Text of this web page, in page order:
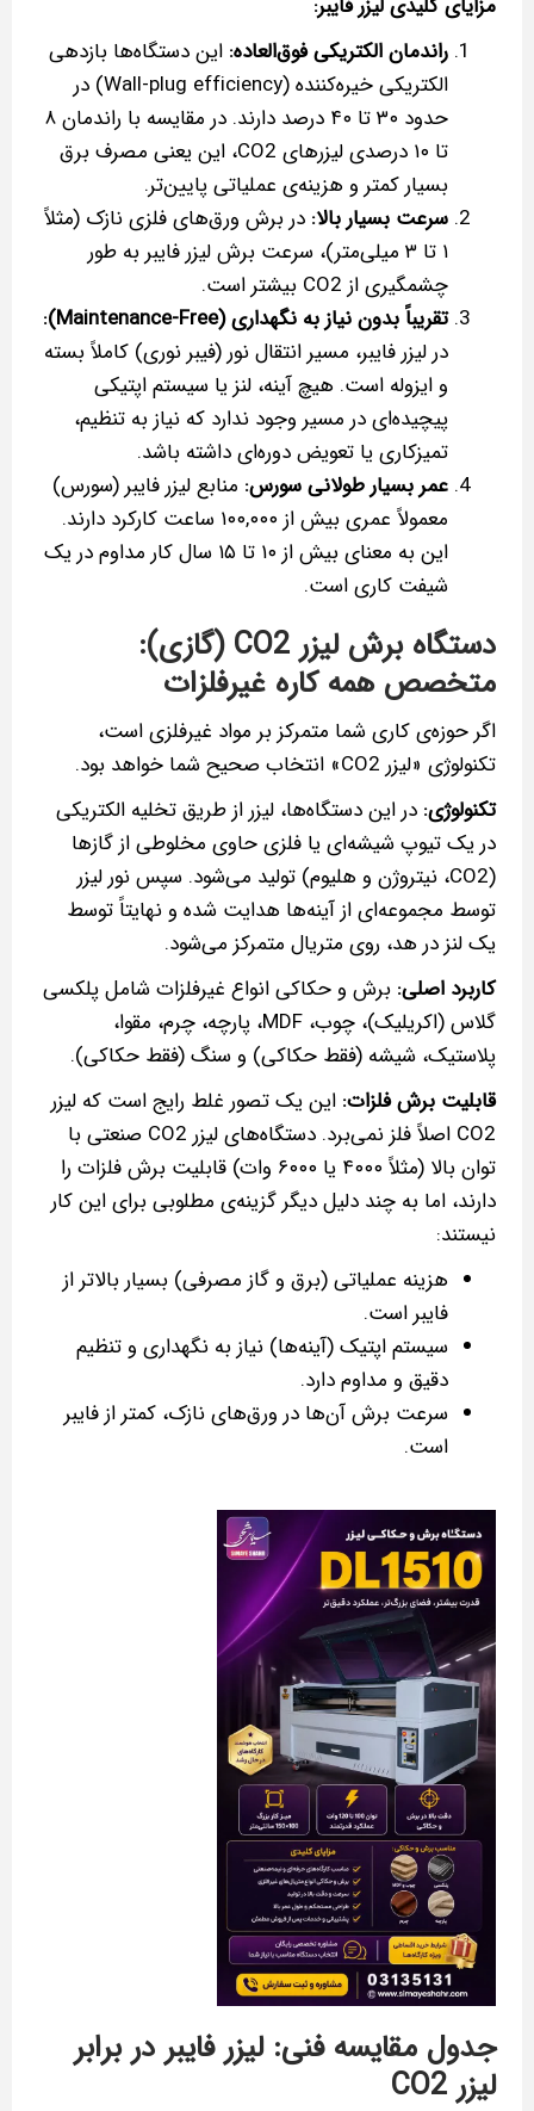
راندمان الکتریکی فوق‌العاده: این دستگاه‌ها بازدهی
الکتریکی خیره‌کننده (Wall-plug efficiency) در
حدود ۳۰ تا ۴۰ درصد دارند. در مقایسه با راندمان ۸
تا ۱۰ درصدی لیزرهای CO2، این یعنی مصرف برق
بسیار کمتر و هزینه‌ی عملیاتی پایین‌تر.
سرعت بسیار بالا: در برش ورق‌های فلزی نازک (مثلاً
۱ تا ۳ میلی‌متر)، سرعت برش لیزر فایبر به طور
چشمگیری از CO2 بیشتر است.
تقریباً بدون نیاز به نگهداری (Maintenance-Free):
در لیزر فایبر، مسیر انتقال نور (فیبر نوری) کاملاً بسته
و ایزوله است. هیچ آینه، لنز یا سیستم اپتیکی
پیچیده‌ای در مسیر وجود ندارد که نیاز به تنظیم،
تمیزکاری یا تعویض دوره‌ای داشته باشد.
عمر بسیار طولانی سورس: منابع لیزر فایبر (سورس)
معمولاً عمری بیش از ۱۰۰,۰۰۰ ساعت کارکرد دارند.
این به معنای بیش از ۱۰ تا ۱۵ سال کار مداوم در یک
شیفت کاری است.
دستگاه برش لیزر CO2 (گازی):
متخصص همه‌ کاره غیرفلزات
اگر حوزه‌ی کاری شما متمرکز بر مواد غیرفلزی است،
تکنولوژی «لیزر CO2» انتخاب صحیح شما خواهد بود.
تکنولوژی: در این دستگاه‌ها، لیزر از طریق تخلیه الکتریکی
در یک تیوپ شیشه‌ای یا فلزی حاوی مخلوطی از گازها
(CO2، نیتروژن و هلیوم) تولید می‌شود. سپس نور لیزر
توسط مجموعه‌ای از آینه‌ها هدایت شده و نهایتاً توسط
یک لنز در هد، روی متریال متمرکز می‌شود.
کاربرد اصلی: برش و حکاکی انواع غیرفلزات شامل پلکسی
گلاس (اکریلیک)، چوب، MDF، پارچه، چرم، مقوا،
پلاستیک، شیشه (فقط حکاکی) و سنگ (فقط حکاکی).
قابلیت برش فلزات: این یک تصور غلط رایج است که لیزر
CO2 اصلاً فلز نمی‌برد. دستگاه‌های لیزر CO2 صنعتی با
توان بالا (مثلاً ۴۰۰۰ یا ۶۰۰۰ وات) قابلیت برش فلزات را
دارند، اما به چند دلیل دیگر گزینه‌ی مطلوبی برای این کار
نیستند:
هزینه عملیاتی (برق و گاز مصرفی) بسیار بالاتر از
فایبر است.
سیستم اپتیک (آینه‌ها) نیاز به نگهداری و تنظیم
دقیق و مداوم دارد.
سرعت برش آن‌ها در ورق‌های نازک، کمتر از فایبر
است.
جدول مقایسه فنی: لیزر فایبر در برابر
لیزر CO2